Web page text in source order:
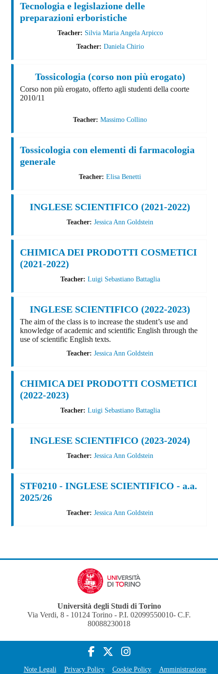
Tecnologia e legislazione delle
preparazioni erboristiche
Teacher: Silvia Maria Angela Arpicco
Teacher: Daniela Chirio
Tossicologia (corso non più erogato)
Corso non più erogato, offerto agli studenti della coorte
2010/11
Teacher: Massimo Collino
Tossicologia con elementi di farmacologia
generale
Teacher: Elisa Benetti
INGLESE SCIENTIFICO (2021-2022)
Teacher: Jessica Ann Goldstein
CHIMICA DEI PRODOTTI COSMETICI
(2021-2022)
Teacher: Luigi Sebastiano Battaglia
INGLESE SCIENTIFICO (2022-2023)
The aim of the class is to increase the student’s use and
knowledge of academic and scientific English through the
use of scientific English texts.
Teacher: Jessica Ann Goldstein
CHIMICA DEI PRODOTTI COSMETICI
(2022-2023)
Teacher: Luigi Sebastiano Battaglia
INGLESE SCIENTIFICO (2023-2024)
Teacher: Jessica Ann Goldstein
STF0210 - INGLESE SCIENTIFICO - a.a.
2025/26
Teacher: Jessica Ann Goldstein
Università degli Studi di Torino
Via Verdi, 8 - 10124 Torino - P.I. 02099550010- C.F.
80088230018
Note Legali Privacy Policy Cookie Policy Amministrazione